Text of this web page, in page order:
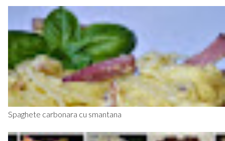
Spaghete carbonara cu smantana